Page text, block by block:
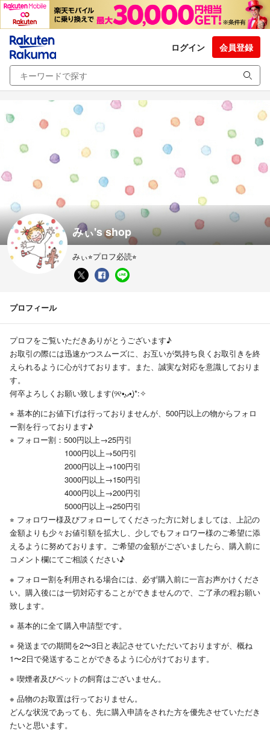
ログイン 会員登録
みぃ's shop
みぃ⭐︎プロフ必読⭐︎
プロフィール
プロフをご覧いただきありがとうございます♪
お取引の際には迅速かつスムーズに、お互いが気持ち良くお取引きを終
えられるように心がけております。また、誠実な対応を意識しておりま
す。
何卒よろしくお願い致します(୨୧•͈ᴗ•͈)*:✧
⭐︎ 基本的にお値下げは行っておりませんが、500円以上の物からフォロ
ー割を行っております♪
⭐︎ フォロー割：500円以上→25円引
1000円以上→50円引
2000円以上→100円引
3000円以上→150円引
4000円以上→200円引
5000円以上→250円引
⭐︎ フォロワー様及びフォローしてくださった方に対しましては、上記の
金額よりも少々お値引額を拡大し、少しでもフォロワー様のご希望に添
えるように努めております。ご希望の金額がございましたら、購入前に
コメント欄にてご相談ください♪
※ フォロー割を利用される場合には、必ず購入前に一言お声かけくださ
い。購入後には一切対応することができませんので、ご了承の程お願い
致します。
⭐︎ 基本的に全て購入申請型です。
⭐︎ 発送までの期間を2〜3日と表記させていただいておりますが、概ね
1〜2日で発送することができるように心がけております。
⭐︎ 喫煙者及びペットの飼育はございません。
※ 品物のお取置は行っておりません。
どんな状況であっても、先に購入申請をされた方を優先させていただき
たいと思います。